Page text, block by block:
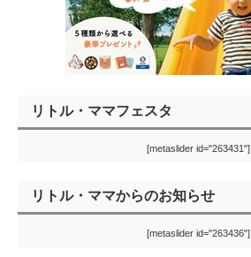
リトル・ママフェスタ
[metaslider id="263431"]
リトル・ママからのお知らせ
[metaslider id="263436"]